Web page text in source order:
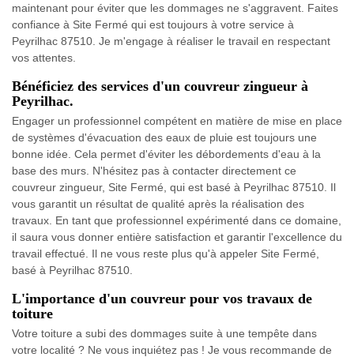
maintenant pour éviter que les dommages ne s'aggravent. Faites
confiance à Site Fermé qui est toujours à votre service à
Peyrilhac 87510. Je m'engage à réaliser le travail en respectant
vos attentes.
Bénéficiez des services d'un couvreur zingueur à
Peyrilhac.
Engager un professionnel compétent en matière de mise en place
de systèmes d'évacuation des eaux de pluie est toujours une
bonne idée. Cela permet d'éviter les débordements d'eau à la
base des murs. N'hésitez pas à contacter directement ce
couvreur zingueur, Site Fermé, qui est basé à Peyrilhac 87510. Il
vous garantit un résultat de qualité après la réalisation des
travaux. En tant que professionnel expérimenté dans ce domaine,
il saura vous donner entière satisfaction et garantir l'excellence du
travail effectué. Il ne vous reste plus qu'à appeler Site Fermé,
basé à Peyrilhac 87510.
L'importance d'un couvreur pour vos travaux de
toiture
Votre toiture a subi des dommages suite à une tempête dans
votre localité ? Ne vous inquiétez pas ! Je vous recommande de